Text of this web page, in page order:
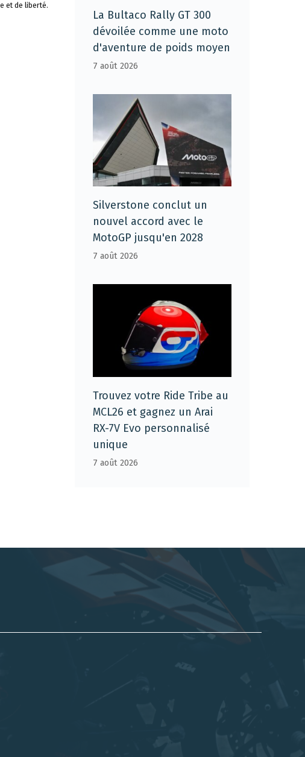
et de liberté.
La Bultaco Rally GT 300
dévoilée comme une moto
d'aventure de poids moyen
7 août 2026
Silverstone conclut un
nouvel accord avec le
MotoGP jusqu'en 2028
7 août 2026
Trouvez votre Ride Tribe au
MCL26 et gagnez un Arai
RX-7V Evo personnalisé
unique
7 août 2026